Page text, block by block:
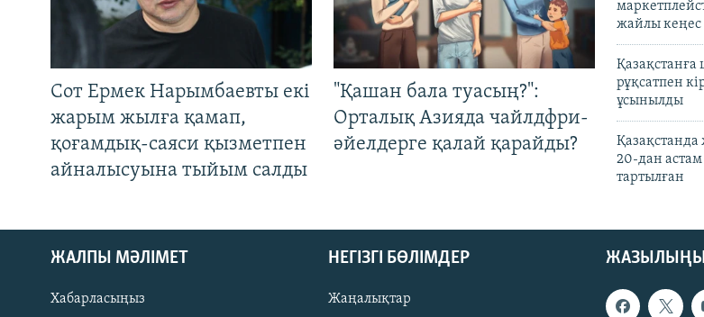
Сот Ермек Нарымбаевты екі
жарым жылға қамап,
қоғамдық-саяси қызметпен
айналысуына тыйым салды
"Қашан бала туасың?":
Орталық Азияда чайлдфри-
әйелдерге қалай қарайды?
жайлы кеңес
Қазақстанға
рұқсатпен
ұсынылды
Қазақстанда
20-дан
тартылған
ЖАЛПЫ МӘЛІМЕТ
Хабарласыңыз
НЕГІЗГІ БӨЛІМДЕР
Жаңалықтар